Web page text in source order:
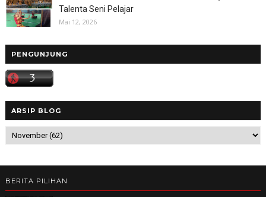
Talenta Seni Pelajar
Mai 12, 2026
PENGUNJUNG
ARSIP BLOG
BERITA PILIHAN